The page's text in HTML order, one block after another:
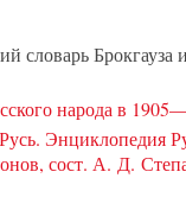
словарь
народа в
Энциклопедия
сост. А. Д.